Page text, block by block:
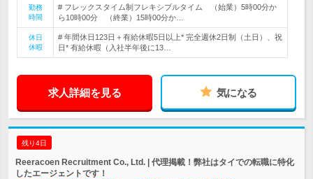
勤務
時間
# フレックスタイム制フレキシブルタイム （始業）5時00分か
ら10時00分 （終業）15時00分か…
休日
休暇
# 年間休日123日＋有給休暇5日以上* 完全週休2日制（土日）、祝
日* 有給休暇（入社半年後に13…
求人詳細を見る 気になる
残り4日
Reeracoen Recruitment Co., Ltd. | 代理掲載！弊社はタイでの転職に特化
したエージェントです！